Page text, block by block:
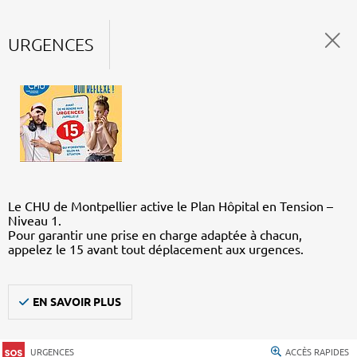
URGENCES
Le CHU de Montpellier active le Plan Hôpital en Tension –
Niveau 1.
Pour garantir une prise en charge adaptée à chacun,
appelez le 15 avant tout déplacement aux urgences.
EN SAVOIR PLUS
URGENCES ACCÈS RAPIDES